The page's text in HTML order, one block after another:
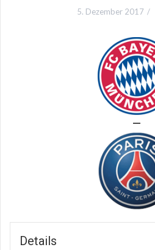
5. Dezember 2017
—
Details